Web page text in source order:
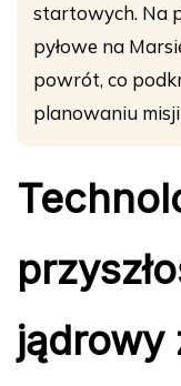
startowych. Na
pyłowe na
powrót, co
planowaniu
jądrowy